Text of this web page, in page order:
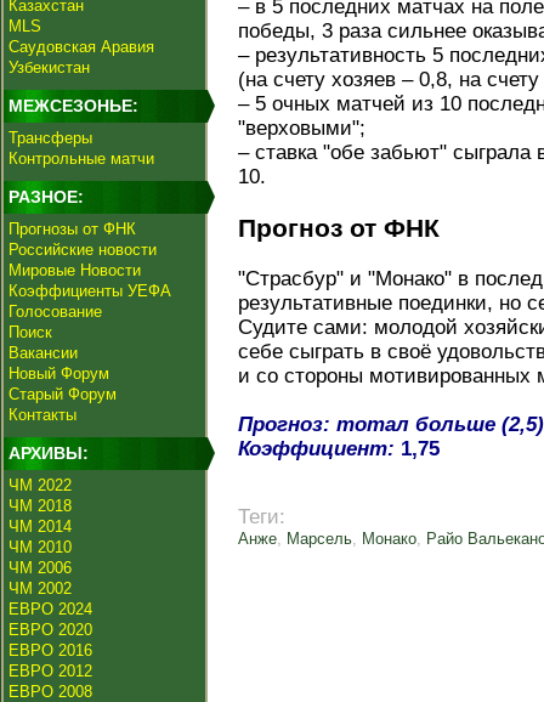
Казахстан
MLS
Саудовская Аравия
Узбекистан
МЕЖСЕЗОНЬЕ:
Трансферы
Контрольные матчи
РАЗНОЕ:
Прогнозы от ФНК
Российские новости
Мировые Новости
Коэффициенты УЕФА
Голосование
Поиск
Вакансии
Новый Форум
Старый Форум
Контакты
АРХИВЫ:
ЧМ 2022
ЧМ 2018
ЧМ 2014
ЧМ 2010
ЧМ 2006
ЧМ 2002
ЕВРО 2024
ЕВРО 2020
ЕВРО 2016
ЕВРО 2012
ЕВРО 2008
– в 5 последних матчах на
победы, 3 раза сильнее
– результативность 5
(на счету хозяев – 0,8, на
– 5 очных матчей из 10
"верховыми";
– ставка "обе забьют"
10.
Прогноз от ФНК
"Страсбур" и "Монако" в
результативные поединки, но
Судите сами: молодой
себе сыграть в своё
и со стороны мотивированных
Прогноз: тотал больше (2,5)
Коэффициент: 1,75
Теги:
Анже, Марсель, Монако, Райо